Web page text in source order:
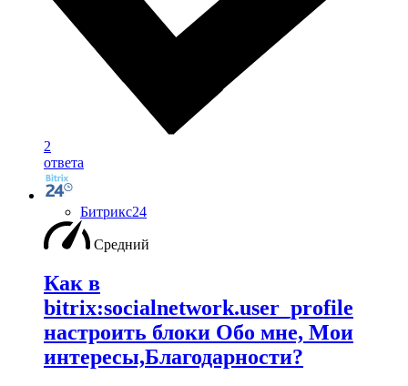
2
ответа
Битрикс24
Средний
Как в
bitrix:socialnetwork.user_profile
настроить блоки Обо мне, Мои
интересы,Благодарности?